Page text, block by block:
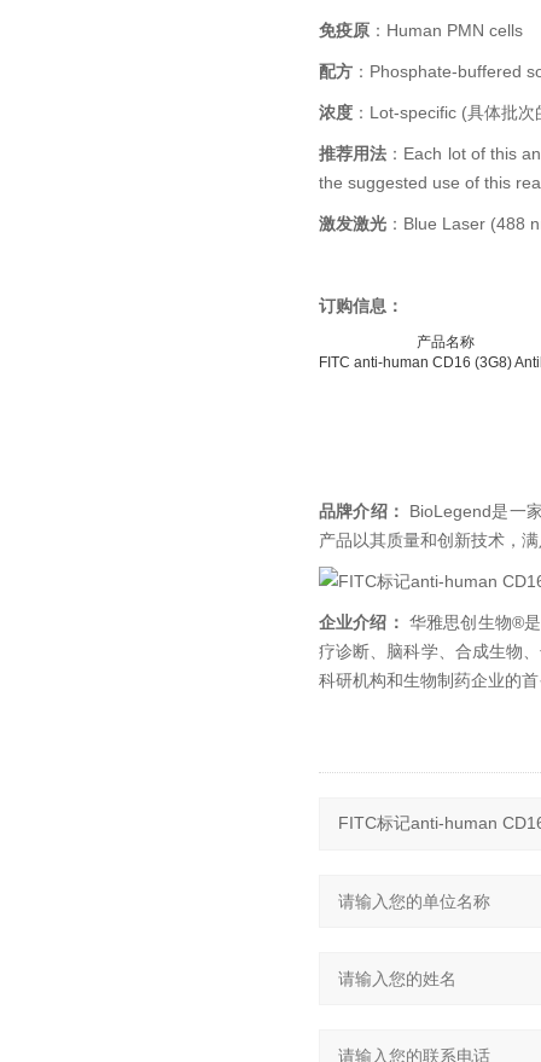
免疫原 ：Human PMN cells
配方 ：Phosphate-buffered
浓度 ：Lot-specific (具体批
推荐用法 ：Each lot of this
the suggested use of this
激发激光 ：Blue Laser (488
订购信息：
产品名称
FITC anti-human CD16 (3G8)
品牌介绍：
BioLegend是一
产品以其质量和创新技术，
企业介绍： 华雅思创生物®
疗诊断、脑科学、合成生物
科研机构和生物制药企业的